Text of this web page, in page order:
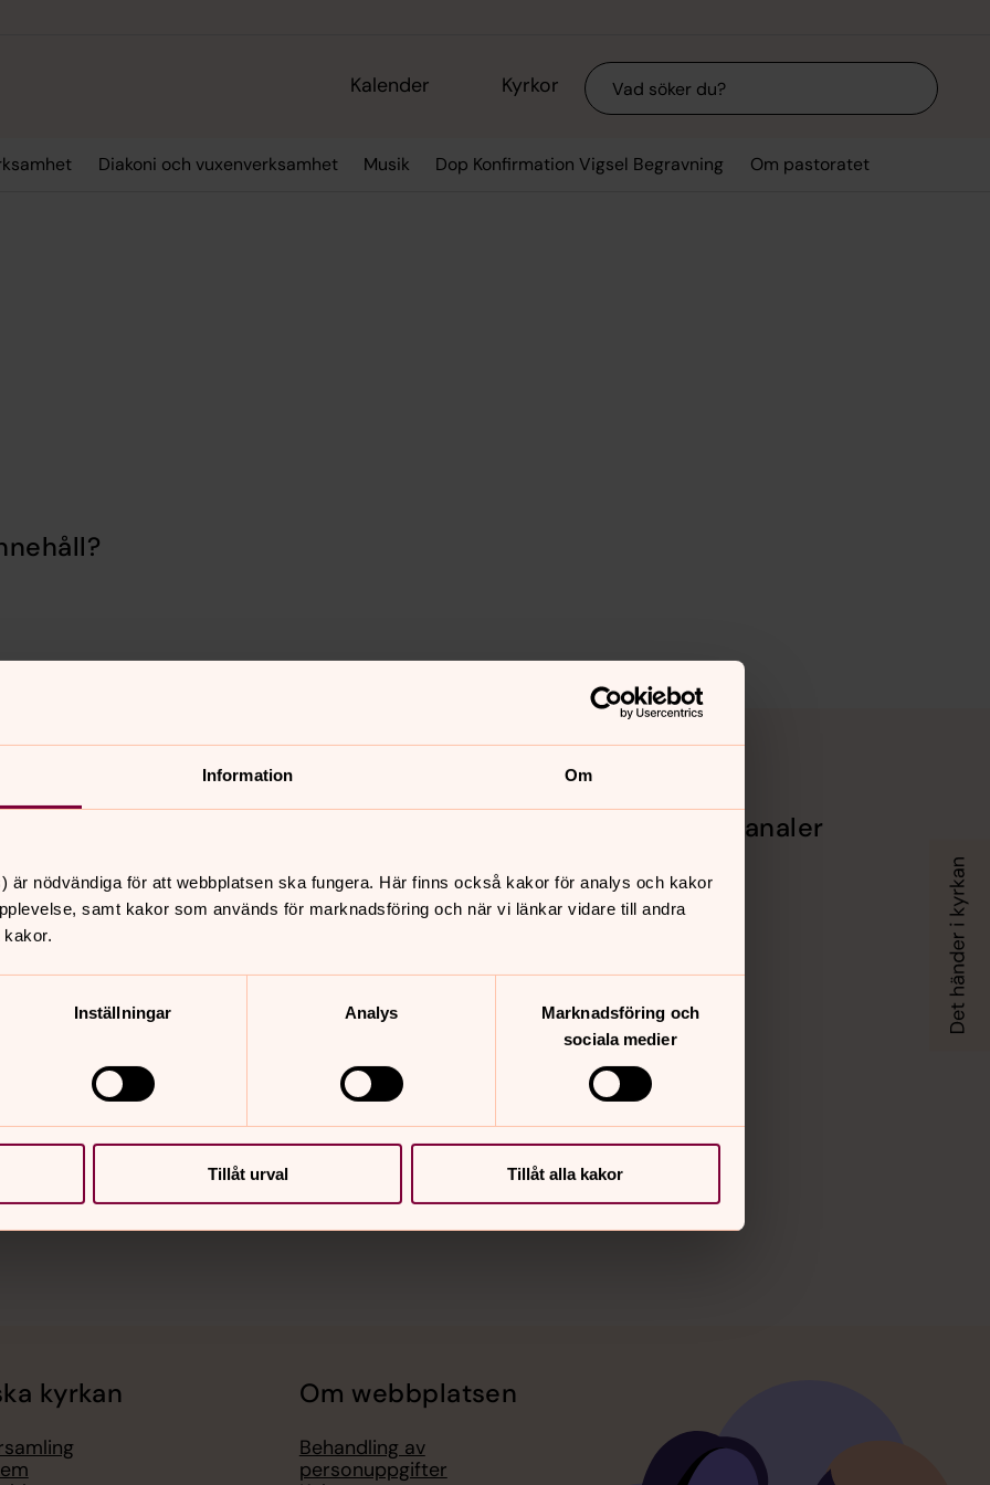
Information Om
är nödvändiga för att webbplatsen ska fungera. Här finns också kakor för analys och kakor
samt kakor som används för marknadsföring och när vi länkar vidare till andra
Inställningar Analys
Marknadsföring och
sociala medier
Tillåt urval Tillåt alla kakor
Kalender Kyrkor Sök
Diakoni och vuxenverksamhet Musik Dop Konfirmation Vigsel Begravning Om pastoratet
kyrka
vid kvarnen i
musik ruinen i Vä
09.30
Skepparslövs kyrka
händelser
Kontakta oss
Våra kyrkovaktmästare
Listad kalender
Sidkarta
Sociala kanaler
Facebook
Instagram
Vimeo
kyrkan Om webbplatsen
Behandling av
personuppgifter